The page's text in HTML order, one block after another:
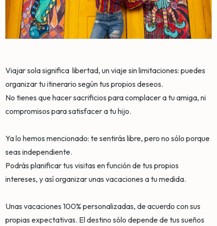
Viajar sola significa libertad, un viaje sin limitaciones: puedes
organizar tu itinerario según tus propios deseos.
No tienes que hacer sacrificios para complacer a tu amiga, ni
compromisos para satisfacer a tu hijo.
Ya lo hemos mencionado: te sentirás libre, pero no sólo porque
seas independiente.
Podrás planificar tus visitas en función de tus propios
intereses, y así organizar unas vacaciones a tu medida.
Unas vacaciones 100% personalizadas, de acuerdo con sus
propias expectativas. El destino sólo depende de tus sueños